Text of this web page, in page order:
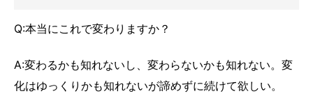
Q:本当にこれで変わりますか？
A:変わるかも知れないし、変わらないかも知れない。変
化はゆっくりかも知れないが諦めずに続けて欲しい。